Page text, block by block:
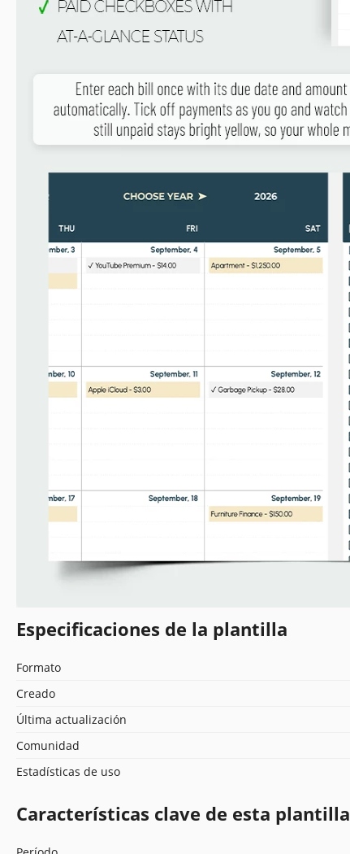
Especificaciones de la plantilla
Formato
Creado
Última actualización
Comunidad
Estadísticas de uso
Características clave de esta plantilla